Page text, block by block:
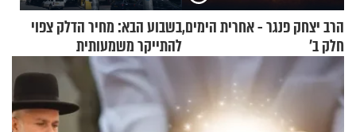
הרב יצחק פנגר - אחרית הימים,
חלק ב’
בשבוע הבא: מחיר הדלק צפוי
להתייקר משמעותית